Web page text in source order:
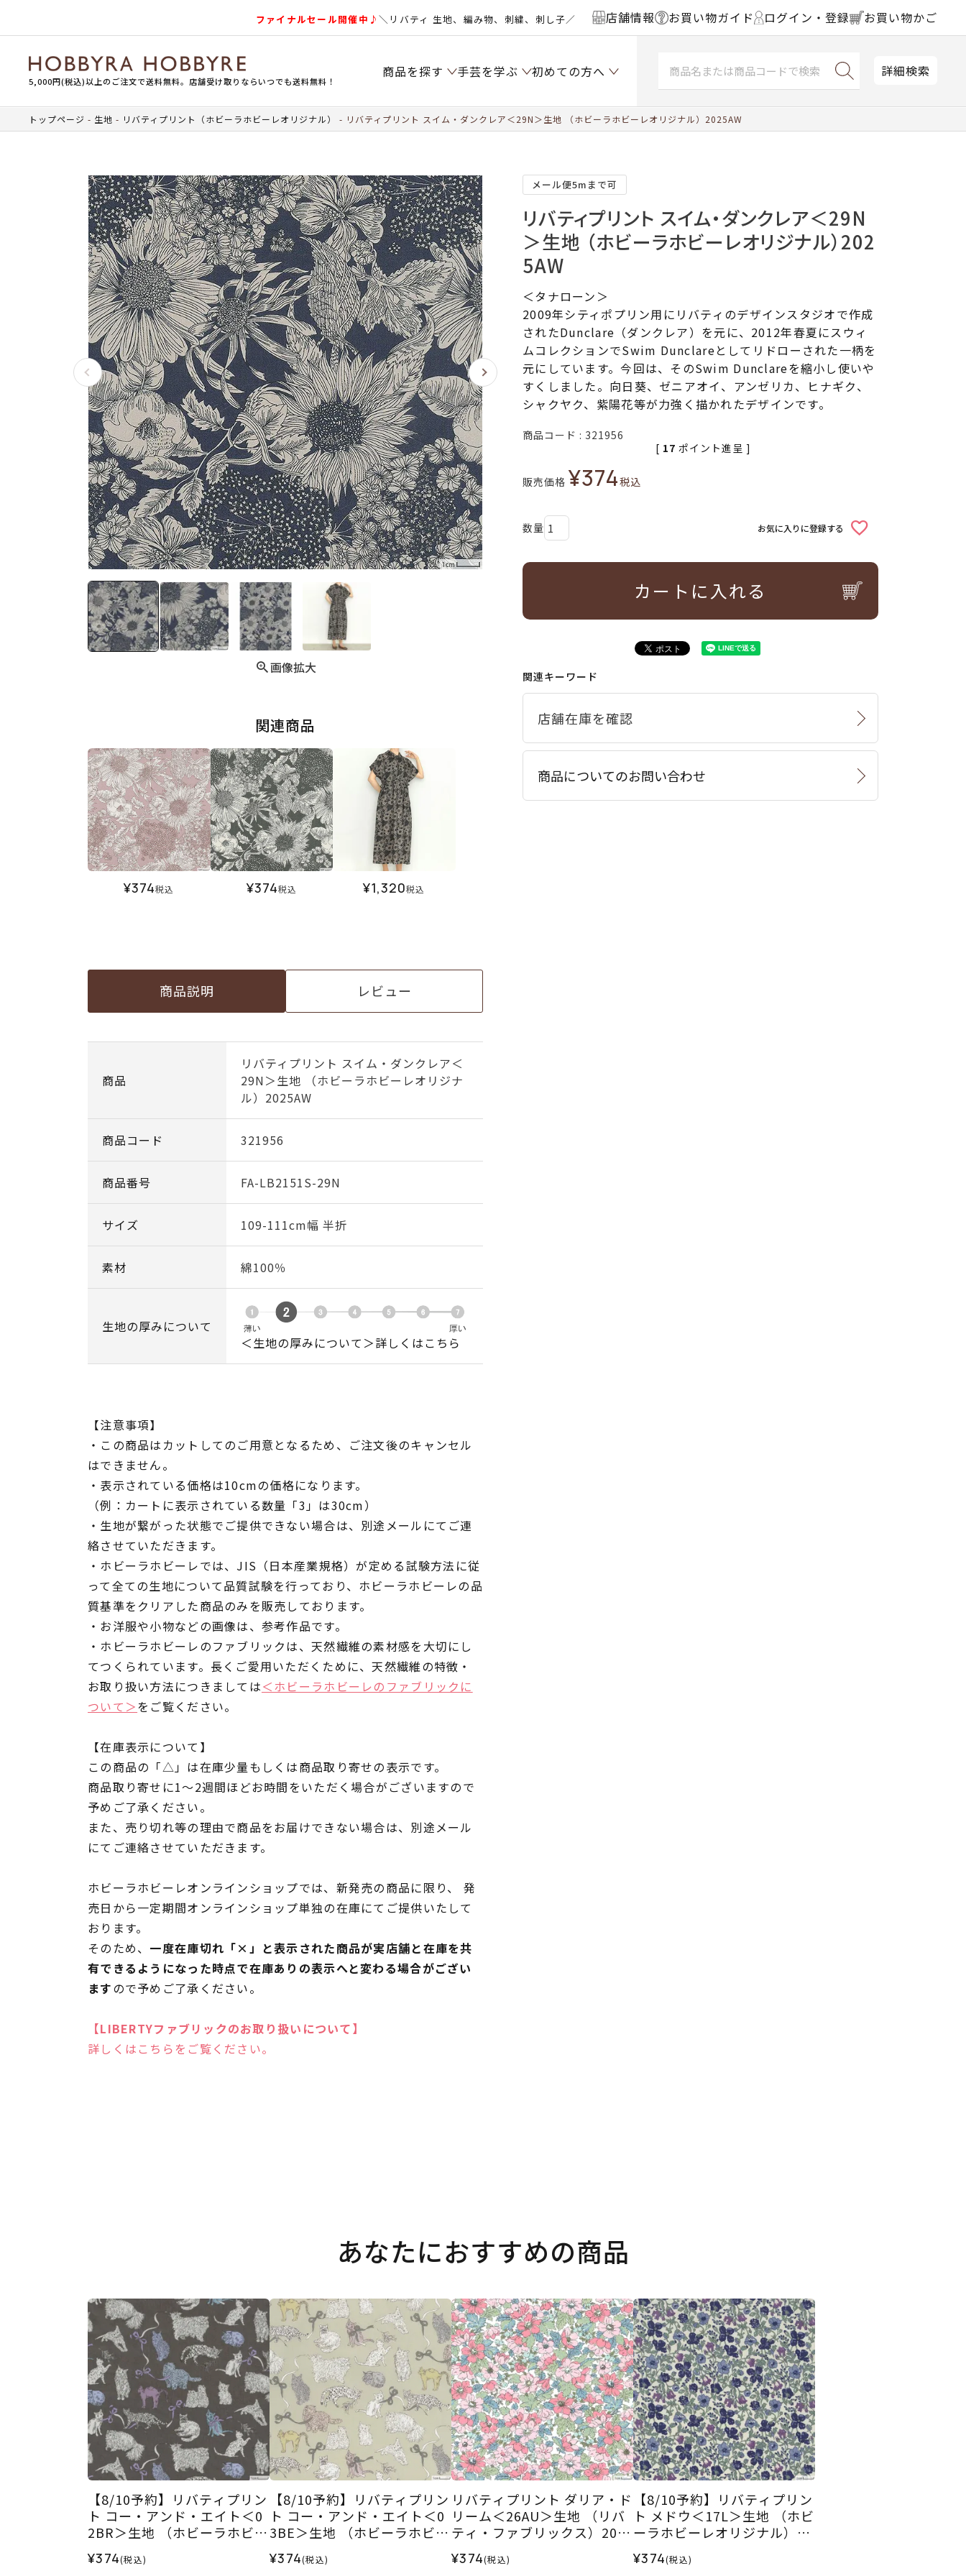
ファイナルセール開催中♪＼リバティ 生地、編み物、刺繍、刺し子／ 店舗情報 お買い物ガイド ログイン・登録 お買い物かご
5,000円(税込)以上のご注文で送料無料。店舗受け取りならいつでも送料無料！
商品を探す 手芸を学ぶ 初めての方へ 詳細検索
トップページ 生地 リバティプリント（ホビーラホビーレオリジナル） リバティプリント スイム・ダンクレア＜29N＞生地 （ホビーラホビーレオリジナル）2025AW
画像拡大
関連商品
¥374税込 ¥374税込 ¥1,320税込
商品説明 レビュー
商品
リバティプリント スイム・ダンクレア＜
29N＞生地 （ホビーラホビーレオリジナ
ル）2025AW
商品コード 321956
商品番号 FA-LB2151S-29N
サイズ 109-111cm幅 半折
素材 綿100％
生地の厚みについて
＜生地の厚みについて＞詳しくはこちら
【注意事項】
・この商品はカットしてのご用意となるため、ご注文後のキャンセル
はできません。
・表示されている価格は10cmの価格になります。
（例：カートに表示されている数量「3」は30cm）
・生地が繋がった状態でご提供できない場合は、別途メールにてご連
絡させていただきます。
・ホビーラホビーレでは、JIS（日本産業規格）が定める試験方法に従
って全ての生地について品質試験を行っており、ホビーラホビーレの品
質基準をクリアした商品のみを販売しております。
・お洋服や小物などの画像は、参考作品です。
・ホビーラホビーレのファブリックは、天然繊維の素材感を大切にし
てつくられています。長くご愛用いただくために、天然繊維の特徴・
お取り扱い方法につきましては＜ホビーラホビーレのファブリックに
ついて＞をご覧ください。
【在庫表示について】
この商品の「△」は在庫少量もしくは商品取り寄せの表示です。
商品取り寄せに1～2週間ほどお時間をいただく場合がございますので
予めご了承ください。
また、売り切れ等の理由で商品をお届けできない場合は、別途メール
にてご連絡させていただきます。
ホビーラホビーレオンラインショップでは、新発売の商品に限り、 発
売日から一定期間オンラインショップ単独の在庫にてご提供いたして
おります。
そのため、 一度在庫切れ「×」と表示された商品が実店舗と在庫を共
有できるようになった時点で在庫ありの表示へと変わる場合がござい
ますので予めご了承ください。
【LIBERTYファブリックのお取り扱いについて】
詳しくはこちらをご覧ください。
メール便5mまで可
リバティプリント スイム・ダンクレア＜29N
＞生地 （ホビーラホビーレオリジナル）202
5AW
＜タナローン＞
2009年シティポプリン用にリバティのデザインスタジオで作成
されたDunclare（ダンクレア）を元に、2012年春夏にスウィ
ムコレクションでSwim Dunclareとしてリドローされた一柄を
元にしています。今回は、そのSwim Dunclareを縮小し使いや
すくしました。向日葵、ゼニアオイ、アンゼリカ、ヒナギク、
シャクヤク、紫陽花等が力強く描かれたデザインです。
商品コード 321956
販売価格 ¥374税込
[ 17 ポイント進呈 ]
お気に入りに登録する
カートに入れる
関連キーワード
商品についてのお問い合わせ
あなたにおすすめの商品
【8/10予約】リバティプリン
ト コー・アンド・エイト＜0
2BR＞生地 （ホビーラホビー
¥374(税込)
【8/10予約】リバティプリン
ト コー・アンド・エイト＜0
3BE＞生地 （ホビーラホビー
¥374(税込)
リバティプリント ダリア・ド
リーム＜26AU＞生地 （リバ
ティ・ファブリックス）2026
¥374(税込)
【8/10予約】リバティプリン
ト メドウ＜17L＞生地 （ホビ
ーラホビーレオリジナル）20
¥374(税込)